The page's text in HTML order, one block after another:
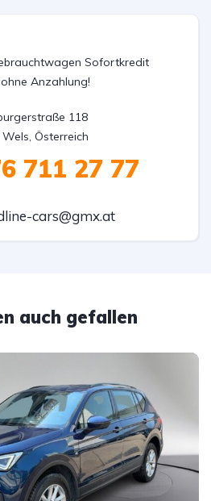
Sofortkredit
Anzahlung!
118
Österreich
711 27 77
cars@gmx.at
auch gefallen